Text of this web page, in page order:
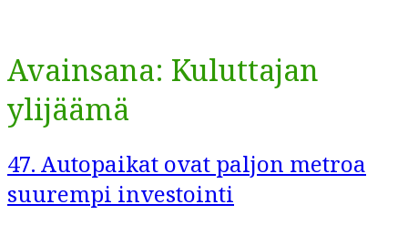
Avainsana: Kuluttajan
ylijäämä
47. Autopaikat ovat paljon metroa
suurempi investointi